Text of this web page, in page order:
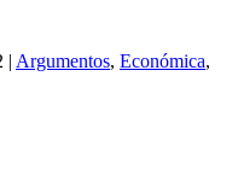
| Argumentos, Económica,